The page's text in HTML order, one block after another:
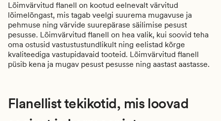
Lõimvärvitud flanell on kootud eelnevalt värvitud
lõimelõngast, mis tagab veelgi suurema mugavuse ja
pehmuse ning värvide suurepärase säilimise pesust
pesusse. Lõimvärvitud flanell on hea valik, kui soovid teha
oma ostusid vastustustundlikult ning eelistad kõrge
kvaliteediga vastupidavaid tooteid. Lõimvärvitud flanell
püsib kena ja mugav pesust pesusse ning aastast aastasse.
Flanellist tekikotid, mis loovad